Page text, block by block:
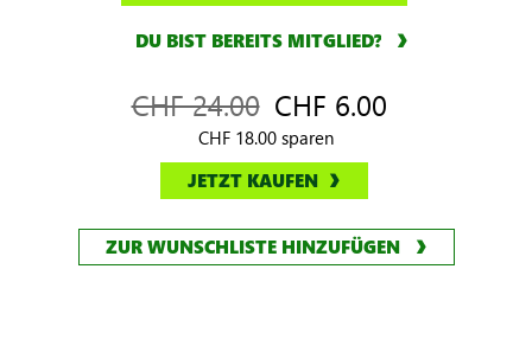
DU BIST BEREITS MITGLIED?
CHF 24.00 CHF 6.00
CHF 18.00 sparen
JETZT KAUFEN
ZUR WUNSCHLISTE HINZUFÜGEN